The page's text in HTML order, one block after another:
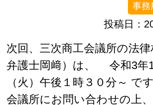
事務
投稿日：
次回、三次商工会議所の法律
弁護士岡﨑）は、 令和3年
（火）午後１時３０分～ で
会議所にお問い合わせの上